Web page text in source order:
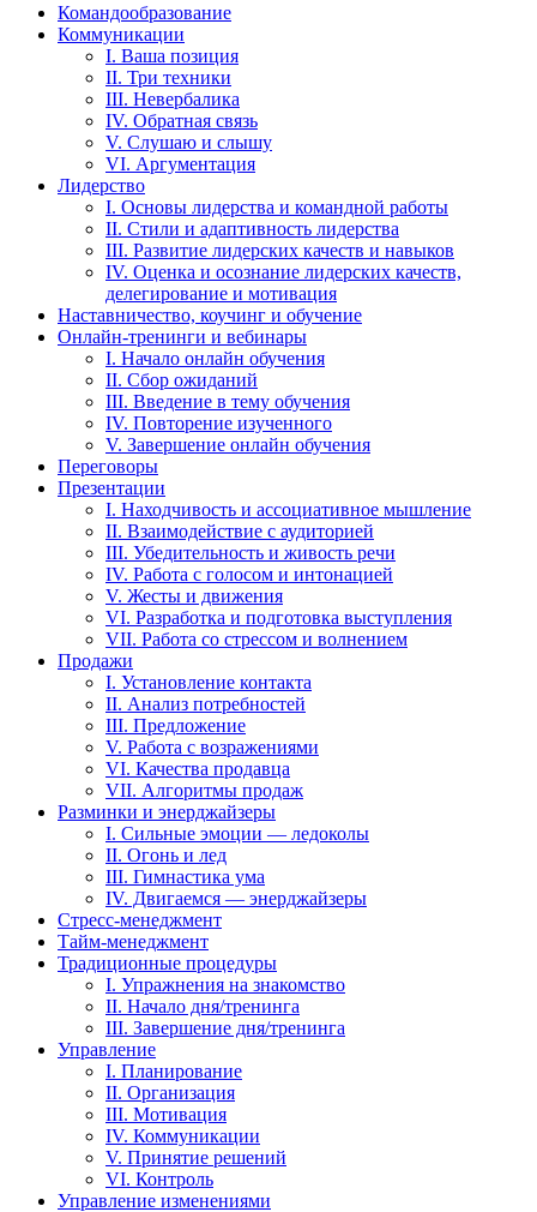
Командообразование
Коммуникации
I. Ваша позиция
II. Три техники
III. Невербалика
IV. Обратная связь
V. Слушаю и слышу
VI. Аргументация
Лидерство
I. Основы лидерства и командной работы
II. Стили и адаптивность лидерства
III. Развитие лидерских качеств и навыков
IV. Оценка и осознание лидерских качеств,
делегирование и мотивация
Наставничество, коучинг и обучение
Онлайн-тренинги и вебинары
I. Начало онлайн обучения
II. Сбор ожиданий
III. Введение в тему обучения
IV. Повторение изученного
V. Завершение онлайн обучения
Переговоры
Презентации
I. Находчивость и ассоциативное мышление
II. Взаимодействие с аудиторией
III. Убедительность и живость речи
IV. Работа с голосом и интонацией
V. Жесты и движения
VI. Разработка и подготовка выступления
VII. Работа со стрессом и волнением
Продажи
I. Установление контакта
II. Анализ потребностей
III. Предложение
V. Работа с возражениями
VI. Качества продавца
VII. Алгоритмы продаж
Разминки и энерджайзеры
I. Сильные эмоции — ледоколы
II. Огонь и лед
III. Гимнастика ума
IV. Двигаемся — энерджайзеры
Стресс-менеджмент
Тайм-менеджмент
Традиционные процедуры
I. Упражнения на знакомство
II. Начало дня/тренинга
III. Завершение дня/тренинга
Управление
I. Планирование
II. Организация
III. Мотивация
IV. Коммуникации
V. Принятие решений
VI. Контроль
Управление изменениями